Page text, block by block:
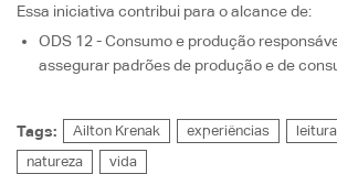
Essa iniciativa contribui para o alcance de:
ODS 12 - Consumo e produção
assegurar padrões de produção e de
Tags: Ailton Krenak experiências leitura
natureza
vida